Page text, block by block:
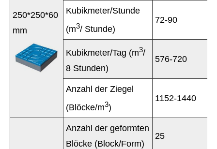
250*250*60
mm
Kubikmeter/Stunde
(m3/ Stunde)
72-90
Kubikmeter/Tag (m3/
8 Stunden)
576-720
Anzahl der Ziegel
(Blöcke/m3)
1152-1440
Anzahl der geformten
Blöcke (Block/Form)
25